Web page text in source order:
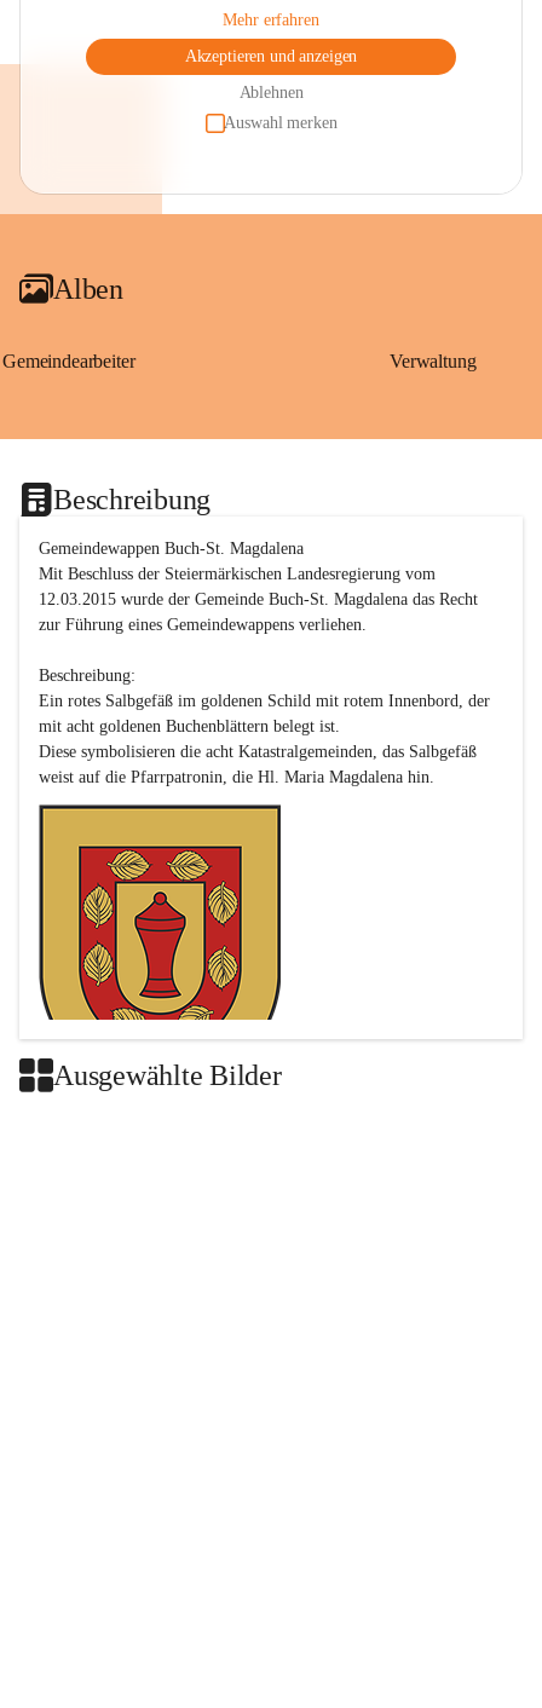
Mehr erfahren
Akzeptieren und anzeigen
Ablehnen
Auswahl merken
Alben
Gemeindearbeiter Verwaltung
Beschreibung
Gemeindewappen Buch-St. Magdalena
Mit Beschluss der Steiermärkischen Landesregierung vom
12.03.2015 wurde der Gemeinde Buch-St. Magdalena das Recht
zur Führung eines Gemeindewappens verliehen.
Beschreibung:
Ein rotes Salbgefäß im goldenen Schild mit rotem Innenbord, der
mit acht goldenen Buchenblättern belegt ist.
Diese symbolisieren die acht Katastralgemeinden, das Salbgefäß
Ausgewählte Bilder